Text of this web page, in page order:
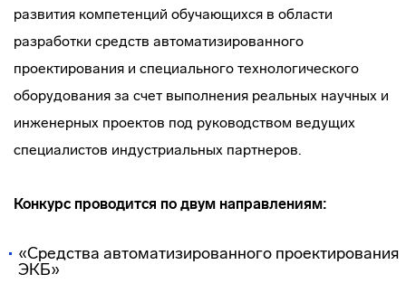
развития компетенций обучающихся в области
разработки средств автоматизированного
проектирования и специального технологического
оборудования за счет выполнения реальных научных и
инженерных проектов под руководством ведущих
специалистов индустриальных партнеров.
Конкурс проводится по двум направлениям:
«Средства автоматизированного проектирования
ЭКБ»